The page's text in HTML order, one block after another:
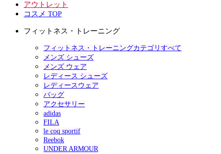
アウトレット
コスメ TOP
フィットネス・トレーニング
フィットネス・トレーニングカテゴリすべて
メンズ シューズ
メンズ ウェア
レディース シューズ
レディースウェア
バッグ
アクセサリー
adidas
FILA
le coq sportif
Reebok
UNDER ARMOUR